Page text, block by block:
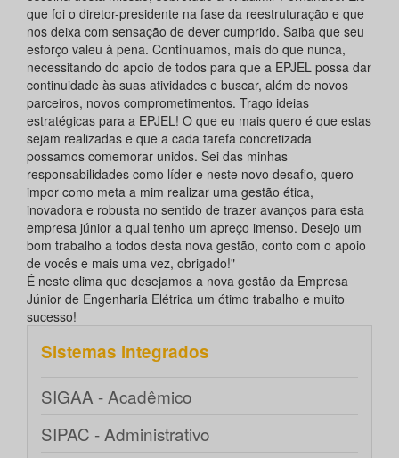
que foi o diretor-presidente na fase da reestruturação e que
nos deixa com sensação de dever cumprido. Saiba que seu
esforço valeu à pena. Continuamos, mais do que nunca,
necessitando do apoio de todos para que a EPJEL possa dar
continuidade às suas atividades e buscar, além de novos
parceiros, novos comprometimentos. Trago ideias
estratégicas para a EPJEL! O que eu mais quero é que estas
sejam realizadas e que a cada tarefa concretizada
possamos comemorar unidos. Sei das minhas
responsabilidades como líder e neste novo desafio, quero
impor como meta a mim realizar uma gestão ética,
inovadora e robusta no sentido de trazer avanços para esta
empresa júnior a qual tenho um apreço imenso. Desejo um
bom trabalho a todos desta nova gestão, conto com o apoio
de vocês e mais uma vez, obrigado!"
É neste clima que desejamos a nova gestão da Empresa
Júnior de Engenharia Elétrica um ótimo trabalho e muito
sucesso!
Sistemas integrados
SIGAA - Acadêmico
SIPAC - Administrativo